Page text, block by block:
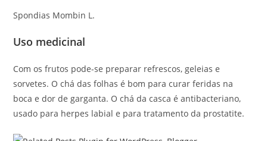
Spondias Mombin L.
Uso medicinal
Com os frutos pode-se preparar refrescos, geleias e
sorvetes. O chá das folhas é bom para curar feridas na
boca e dor de garganta. O chá da casca é antibacteriano,
usado para herpes labial e para tratamento da prostatite.